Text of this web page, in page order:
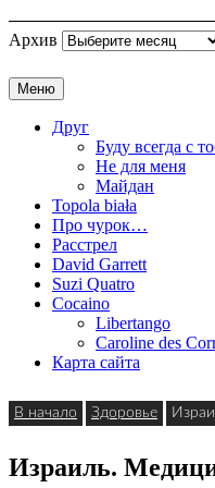
Архив
Меню
Друг
Буду всегда с
Не для меня
Майдан
Topola biała
Про чурок…
Расстрел
David Garrett
Suzi Quatro
Cocaino
Libertango
Caroline des
Карта сайта
В начало Здоровье
Израиль.